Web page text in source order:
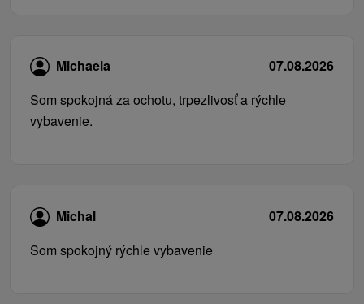
Michaela
07.08.2026
Som spokojná za ochotu, trpezlivosť a rýchle
vybavenie.
Michal
07.08.2026
Som spokojný rýchle vybavenie